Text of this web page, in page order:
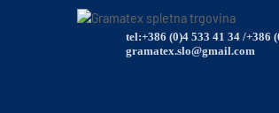
tel:+386 (0)4 533 41 34 /+386
gramatex.slo@gmail.com